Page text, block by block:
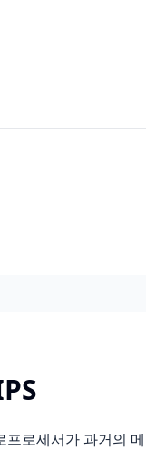
로세서가 과거의